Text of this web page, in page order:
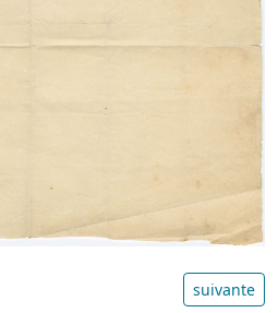
suivante